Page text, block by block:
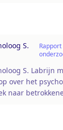
S.
S. Labrijn
over het
naar